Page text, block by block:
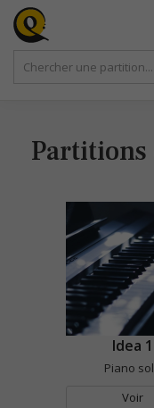
Partitions
Idea 1
Piano
Voir